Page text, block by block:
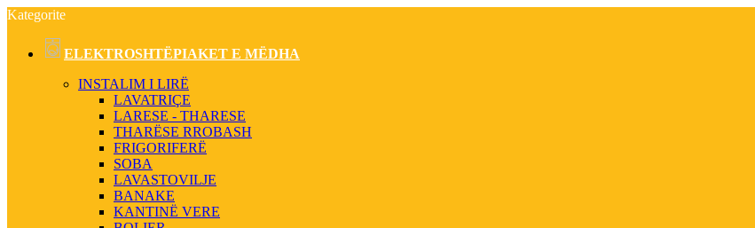
Kategorite
ELEKTROSHTËPIAKET E MËDHA
INSTALIM I LIRË
LAVATRIÇE
LARESE - THARESE
THARËSE RROBASH
FRIGORIFERË
SOBA
LAVASTOVILJE
BANAKE
KANTINË VERE